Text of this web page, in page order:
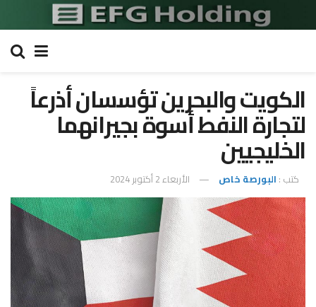
الكويت والبحرين تؤسسان أذرعاً
لتجارة النفط أسوة بجيرانهما
الخليجيين
كتب : البورصة خاص الأربعاء 2 أكتوبر 2024